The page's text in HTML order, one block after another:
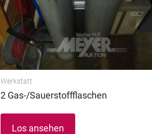
Werkstatt
2 Gas-/Sauerstoffflaschen
Los ansehen